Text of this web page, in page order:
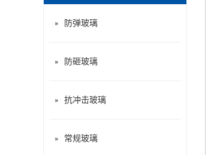
防弹玻璃
防砸玻璃
抗冲击玻璃
常规玻璃